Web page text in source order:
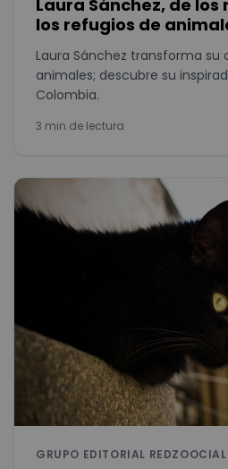
Laura Sánchez, de
los refugios de
Laura Sánchez transforma su
animales; descubre su
Colombia.
3 min de lectura
GRUPO EDITORIAL REDZOOCIAL